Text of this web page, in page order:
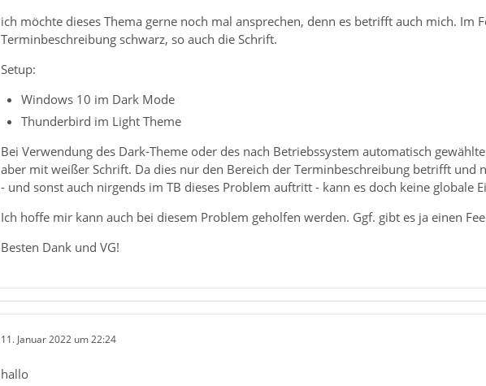
ich möchte dieses Thema gerne noch mal ansprechen, denn es betrifft auch mich. Im
Terminbeschreibung schwarz, so auch die Schrift.
Setup:
Windows 10 im Dark Mode
Thunderbird im Light Theme
Bei Verwendung des Dark-Theme oder des nach Betriebssystem automatisch
aber mit weißer Schrift. Da dies nur den Bereich der Terminbeschreibung betrifft und
- und sonst auch nirgends im TB dieses Problem auftritt - kann es doch keine globale
Ich hoffe mir kann auch bei diesem Problem geholfen werden. Ggf. gibt es ja einen
Besten Dank und VG!
11. Januar 2022 um 22:24
hallo